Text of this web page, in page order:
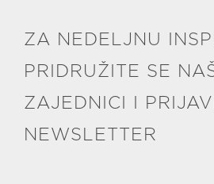
ZA NEDELJNU
PRIDRUŽITE SE
ZAJEDNICI I
NEWSLETTER